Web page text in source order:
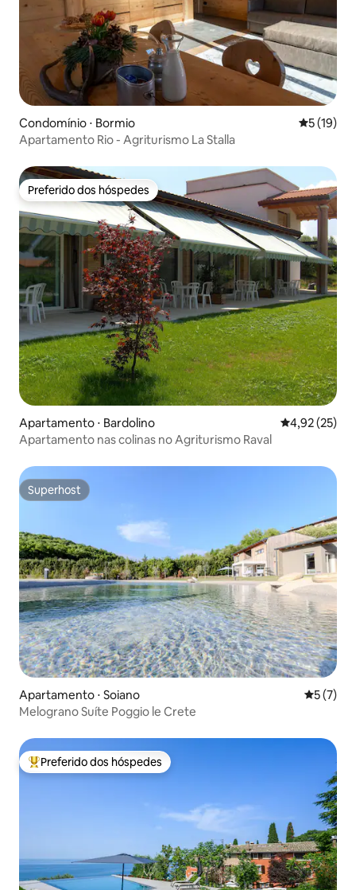
Condomínio ⋅ Bormio 5 de uma
5 (19)
Apartamento Rio - Agriturismo La Stalla
Preferido dos hóspedes
Preferido dos hóspedes
Apartamento ⋅ Bardolino 4,92 de uma
4,92 (25)
Apartamento nas colinas no Agriturismo Raval
Superhost
Superhost
Apartamento ⋅ Soiano 5 de
5 (7)
Melograno Suíte Poggio le Crete
Entre os melhores preferidos dos hóspedes
Preferido dos hóspedes